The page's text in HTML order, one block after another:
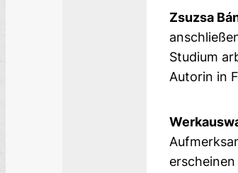
Zsuzsa
Studium
Autorin in